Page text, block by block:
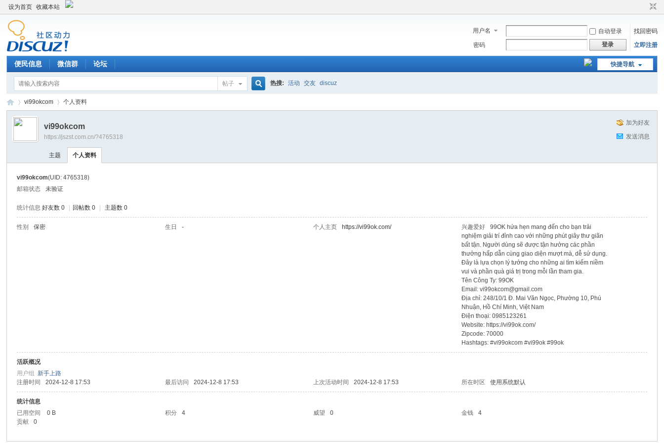
设为首页 收藏本站
用户名 自动登录
找回密码
密码
登录 立即注册
快捷导航
便民信息 微信群 论坛
帖子 热搜: 活动 交友 discuz
Bo
›
vi99okcom 个人资料
加为好友
发送消息
vi99okcom
https://jszst.com.cn/?4765318
主题 个人资料
vi99okcom(UID: 4765318)
邮箱状态
未验证
统计信息 好友数 0 回帖数 0 主题数 0
性别 保密 生日 - 个人主页 https://vi99ok.com/ 兴趣爱好
99OK hứa hẹn mang đến cho bạn trải
nghiệm giải trí đỉnh cao với những phút giây thư giãn
bất tận. Người dùng sẽ được tận hưởng các phần
thưởng hấp dẫn cùng giao diện mượt mà, dễ sử dụng.
Đây là lựa chọn lý tưởng cho những ai tìm kiếm niềm
vui và phần quà giá trị trong mỗi lần tham gia.
Tên Công Ty: 99OK
Email: vi99okcom@gmail.com
Địa chỉ: 248/10/1 Đ. Mai Văn Ngọc, Phường 10, Phú
Nhuận, Hồ Chí Minh, Việt Nam
Điện thoại: 0985123261
Website: https://vi99ok.com/
Zipcode: 70000
Hashtags: #vi99okcom #vi99ok #99ok
活跃概况
用户组新手上路
注册时间
2024-12-8 17:53 最后访问 2024-12-8 17:53 上次活动时间 2024-12-8 17:53 所在时区 使用系统默认
统计信息
已用空间
0 B 积分 4 威望 0 金钱
4
贡献
0